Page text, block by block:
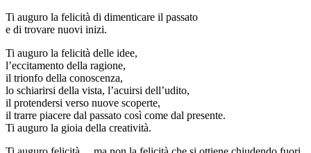
Ti auguro la felicità di dimenticare il passato
e di trovare nuovi inizi.
Ti auguro la felicità delle idee,
l’eccitamento della ragione,
il trionfo della conoscenza,
lo schiarirsi della vista, l’acuirsi dell’udito,
il protendersi verso nuove scoperte,
il trarre piacere dal passato così come dal presente.
Ti auguro la gioia della creatività.